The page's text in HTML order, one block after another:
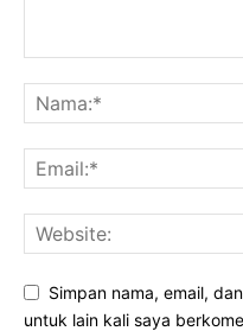
Simpan nama, email,
untuk lain kali saya